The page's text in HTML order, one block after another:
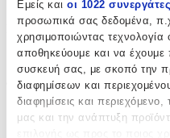
Εμείς και οι 1022
προσωπικά σας δεδομένα,
χρησιμοποιώντας
αποθηκεύουμε και να
συσκευή σας, με σκοπό την
διαφημίσεων και
διαφημίσεις και
μας και την ανάπτυξη
Μπορντούρα:
Όχι
Φωσφοριζέ:
Όχι